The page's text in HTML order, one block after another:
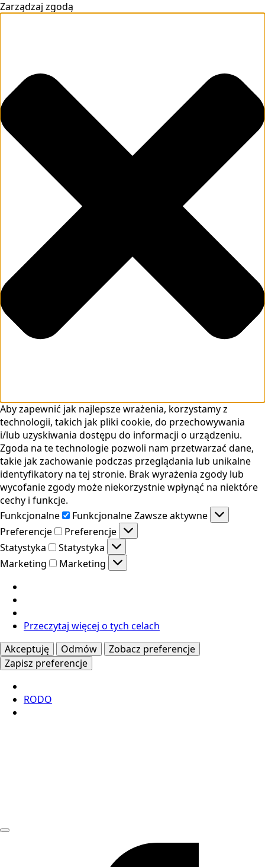
Zarządzaj zgodą
Aby zapewnić jak najlepsze wrażenia, korzystamy z
technologii, takich jak pliki cookie, do przechowywania
i/lub uzyskiwania dostępu do informacji o urządzeniu.
Zgoda na te technologie pozwoli nam przetwarzać dane,
takie jak zachowanie podczas przeglądania lub unikalne
identyfikatory na tej stronie. Brak wyrażenia zgody lub
wycofanie zgody może niekorzystnie wpłynąć na niektóre
cechy i funkcje.
Funkcjonalne
FunkcjonalneZawsze aktywne
Preferencje
Preferencje
Statystyka
Statystyka
Marketing
Marketing
Przeczytaj więcej o tych celach
Akceptuję
Odmów
Zobacz preferencje
Zapisz preferencje
RODO